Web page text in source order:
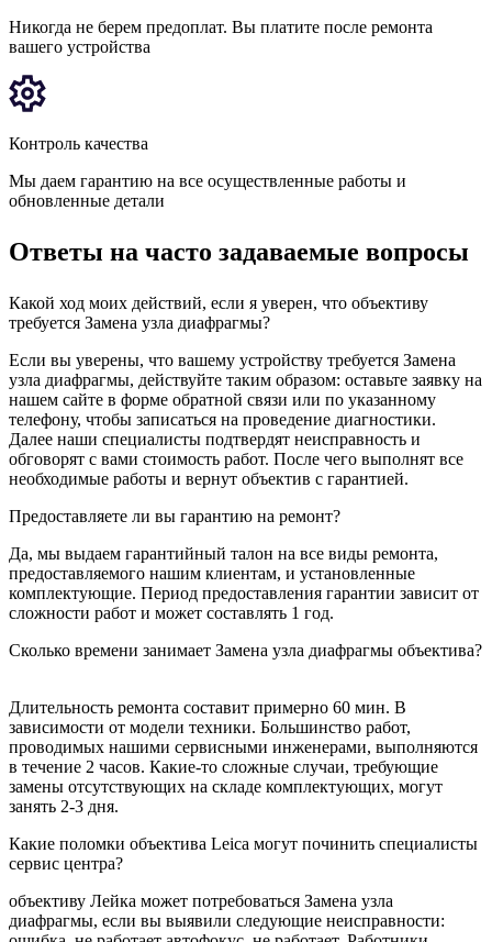
Никогда не берем предоплат. Вы платите после ремонта
вашего устройства
Контроль качества
Мы даем гарантию на все осуществленные работы и
обновленные детали
Ответы на часто задаваемые вопросы
Какой ход моих действий, если я уверен, что объективу
требуется Замена узла диафрагмы?
Если вы уверены, что вашему устройству требуется Замена
узла диафрагмы, действуйте таким образом: оставьте заявку на
нашем сайте в форме обратной связи или по указанному
телефону, чтобы записаться на проведение диагностики.
Далее наши специалисты подтвердят неисправность и
обговорят с вами стоимость работ. После чего выполнят все
необходимые работы и вернут объектив с гарантией.
Предоставляете ли вы гарантию на ремонт?
Да, мы выдаем гарантийный талон на все виды ремонта,
предоставляемого нашим клиентам, и установленные
комплектующие. Период предоставления гарантии зависит от
сложности работ и может составлять 1 год.
Сколько времени занимает Замена узла диафрагмы объектива?
Длительность ремонта составит примерно 60 мин. В
зависимости от модели техники. Большинство работ,
проводимых нашими сервисными инженерами, выполняются
в течение 2 часов. Какие-то сложные случаи, требующие
замены отсутствующих на складе комплектующих, могут
занять 2-3 дня.
Какие поломки объектива Leica могут починить специалисты
сервис центра?
объективу Лейка может потребоваться Замена узла
диафрагмы, если вы выявили следующие неисправности: